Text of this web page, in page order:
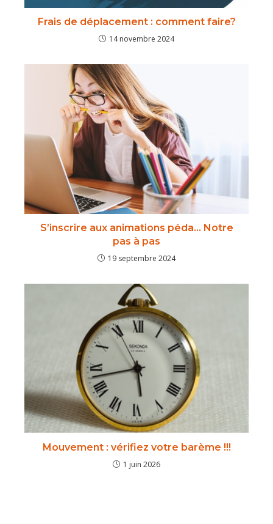
Frais de déplacement : comment faire?
14 novembre 2024
S’inscrire aux animations péda… Notre
pas à pas
19 septembre 2024
Mouvement : vérifiez votre barème !!!
1 juin 2026